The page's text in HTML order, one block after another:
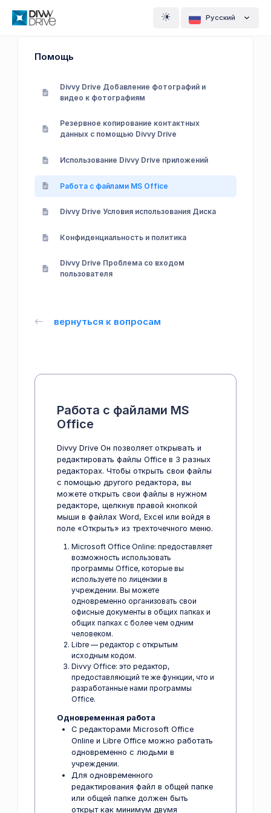
Pусский
Помощь
Divvy Drive Добавление фотографий и
видео к фотографиям
Резервное копирование контактных
данных с помощью Divvy Drive
Использование Divvy Drive приложений
Работа с файлами MS Office
Divvy Drive Условия использования Диска
Конфиденциальность и политика
Divvy Drive Проблема со входом
пользователя
вернуться к вопросам
Работа с файлами MS
Office
Divvy Drive Он позволяет открывать и
редактировать файлы Office в 3 разных
редакторах. Чтобы открыть свои файлы
с помощью другого редактора, вы
можете открыть свои файлы в нужном
редакторе, щелкнув правой кнопкой
мыши в файлах Word, Excel или войдя в
поле «Открыть» из трехточечного меню.
Microsoft Office Online: предоставляет
возможность использовать
программы Office, которые вы
используете по лицензии в
учреждении. Вы можете
одновременно организовать свои
офисные документы в общих папках и
общих папках с более чем одним
человеком.
Libre — редактор с открытым
исходным кодом.
Divvy Office: это редактор,
предоставляющий те же функции, что и
разработанные нами программы
Office.
Одновременная работа
С редакторами Microsoft Office
Online и Libre Office можно работать
одновременно с людьми в
учреждении.
Для одновременного
редактирования файл в общей папке
или общей папке должен быть
открыт как минимум двумя